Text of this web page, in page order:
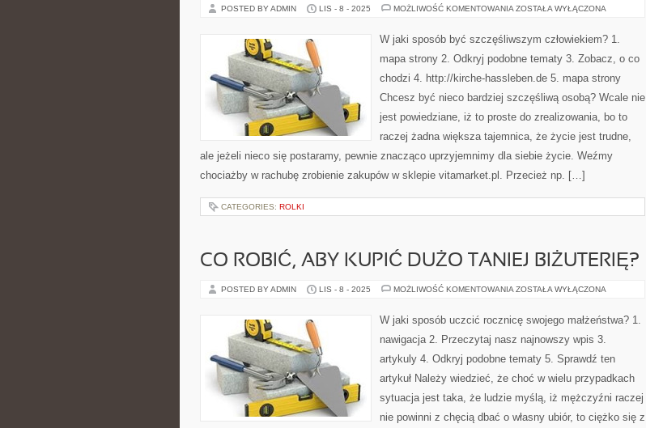
POSTED BY ADMIN LIS - 8 - 2025 MOŻLIWOŚĆ KOMENTOWANIA W
KUPIĆ
TANIEJ
ZOSTAŁA WYŁĄCZONA
W jaki sposób być szczęśliwszym człowiekiem? 1.
mapa strony 2. Odkryj podobne tematy 3. Zobacz, o co
chodzi 4. http://kirche-hassleben.de 5. mapa strony
Chcesz być nieco bardziej szczęśliwą osobą? Wcale nie
jest powiedziane, iż to proste do zrealizowania, bo to
raczej żadna większa tajemnica, że życie jest trudne,
ale jeżeli nieco się postaramy, pewnie znacząco uprzyjemnimy dla siebie życie. Weźmy
chociażby w rachubę zrobienie zakupów w sklepie vitamarket.pl. Przecież np. […]
CATEGORIES: ROLKI
CO ROBIĆ, ABY KUPIĆ DUŻO TANIEJ BIŻUTERIĘ?
POSTED BY ADMIN LIS - 8 - 2025 MOŻLIWOŚĆ KOMENTOWANIA CO
DUŻO
BIŻUTERIĘ?
ZOSTAŁA WYŁĄCZONA
W jaki sposób uczcić rocznicę swojego małżeństwa? 1.
nawigacja 2. Przeczytaj nasz najnowszy wpis 3.
artykuly 4. Odkryj podobne tematy 5. Sprawdź ten
artykuł Należy wiedzieć, że choć w wielu przypadkach
sytuacja jest taka, że ludzie myślą, iż mężczyźni raczej
nie powinni z chęcią dbać o własny ubiór, to ciężko się z